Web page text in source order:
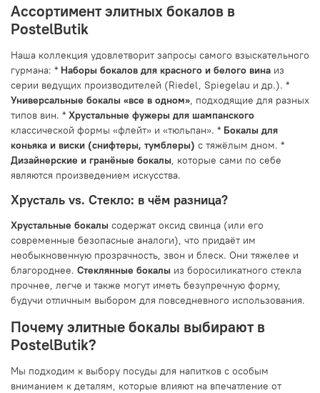
Ассортимент элитных бокалов в
PostelButik
Наша коллекция удовлетворит запросы самого взыскательного
гурмана: * Наборы бокалов для красного и белого вина из
серии ведущих производителей (Riedel, Spiegelau и др.). *
Универсальные бокалы «все в одном» , подходящие для разных
типов вин. * Хрустальные фужеры для шампанского
классической формы «флейт» и «тюльпан». * Бокалы для
коньяка и виски (снифтеры, тумблеры) с тяжёлым дном. *
Дизайнерские и гранёные бокалы , которые сами по себе
являются произведением искусства.
Хрусталь vs. Стекло: в чём разница?
Хрустальные бокалы содержат оксид свинца (или его
современные безопасные аналоги), что придаёт им
необыкновенную прозрачность, звон и блеск. Они тяжелее и
благороднее. Стеклянные бокалы из боросиликатного стекла
прочнее, легче и также могут иметь безупречную форму,
будучи отличным выбором для повседневного использования.
Почему элитные бокалы выбирают в
PostelButik?
Мы подходим к выбору посуды для напитков с особым
вниманием к деталям, которые влияют на впечатление от